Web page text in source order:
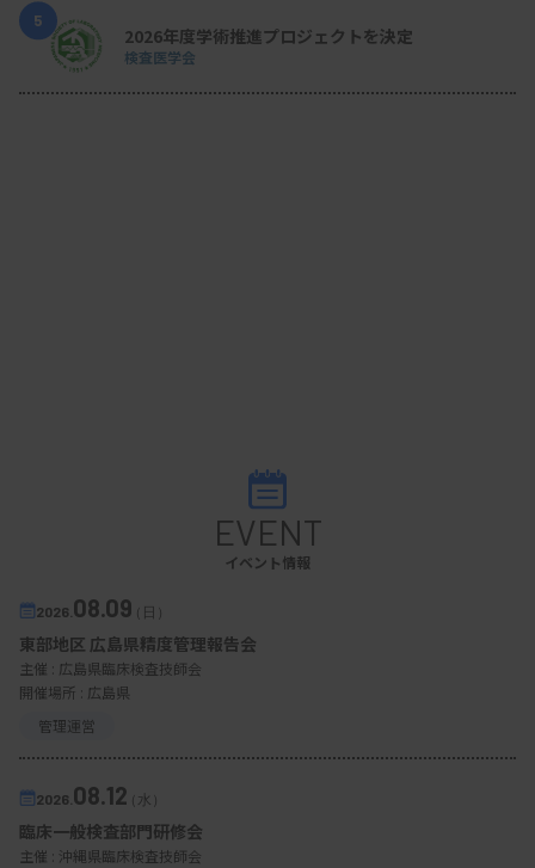
5
2026年度学術推進プロジェクトを決定
検査医学会
EVENT
イベント情報
2026. 08.09（日）
東部地区 広島県精度管理報告会
主催 : 広島県臨床検査技師会
開催場所 : 広島県
管理運営
2026. 08.12（水）
臨床一般検査部門研修会
主催 : 沖縄県臨床検査技師会